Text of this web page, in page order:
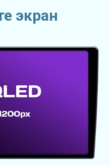
экран